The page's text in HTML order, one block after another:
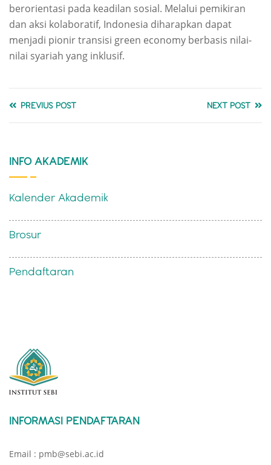
berorientasi pada keadilan sosial. Melalui pemikiran
dan aksi kolaboratif, Indonesia diharapkan dapat
menjadi pionir transisi green economy berbasis nilai-
nilai syariah yang inklusif.
PREVIUS POST NEXT POST
INFO AKADEMIK
Kalender Akademik
Brosur
Pendaftaran
INFORMASI PENDAFTARAN
Email : pmb@sebi.ac.id